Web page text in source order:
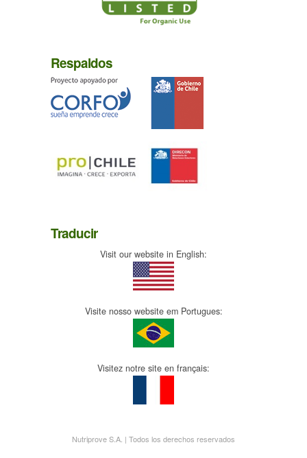
Respaldos
Traducir
Visit our website in English:
Visite nosso website em Portugues:
Visitez notre site en français:
Nutriprove S.A. | Todos los derechos reservados